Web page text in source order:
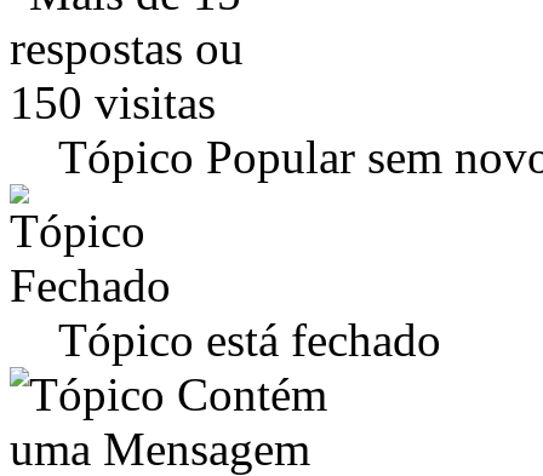
Tópico Popular sem
Tópico está fechado